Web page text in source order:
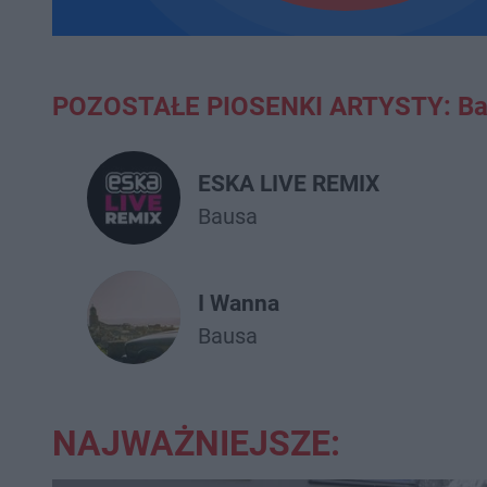
POZOSTAŁE PIOSENKI ARTYSTY:
ESKA LIVE REMIX
Bausa
I Wanna
Bausa
NAJWAŻNIEJSZE: